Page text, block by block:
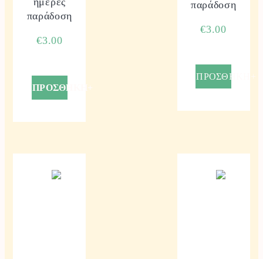
παράδοση
€3.00
ΠΡΟΣΘΗΚΗ+
παράδοση
€3.00
ΠΡΟΣΘΗΚΗ+